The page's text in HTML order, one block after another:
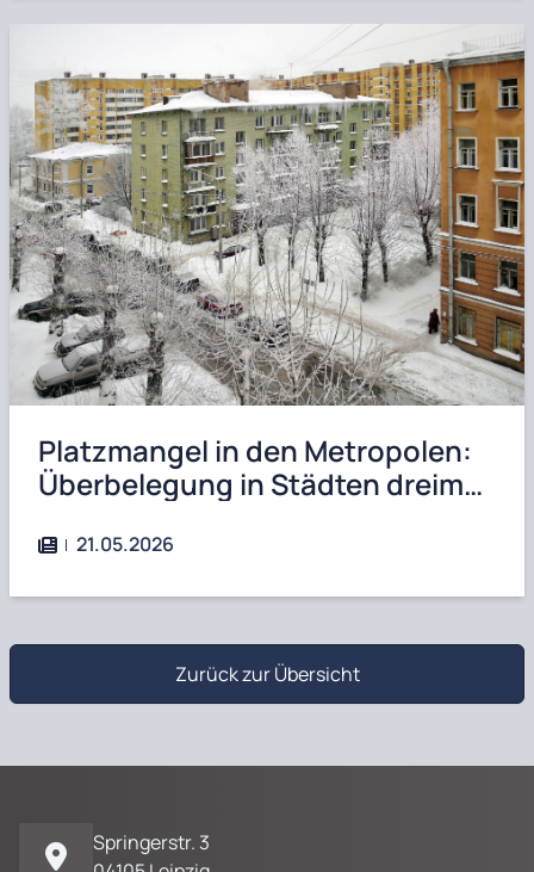
Platzmangel in den Metropolen:
Überbelegung in Städten dreimal
21.05.2026
Zurück zur Übersicht
Springerstr. 3